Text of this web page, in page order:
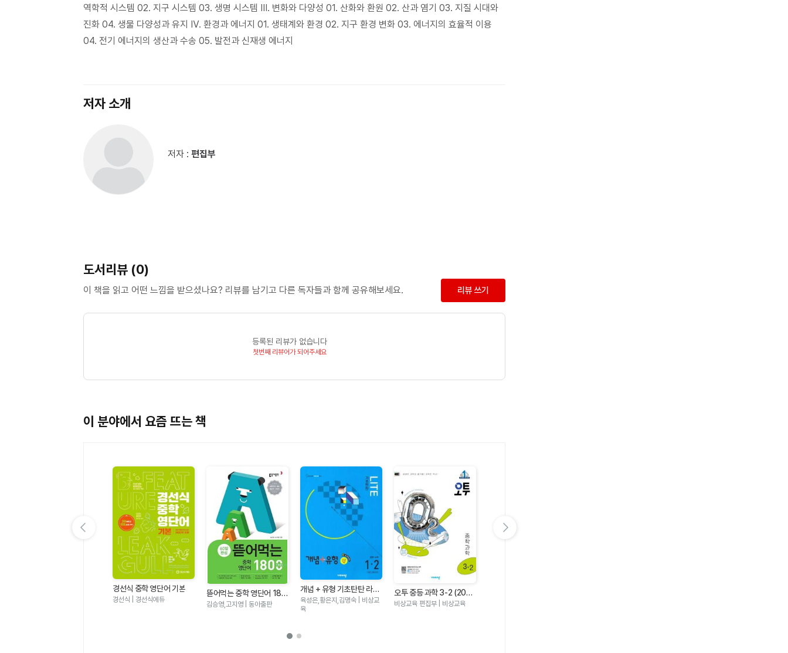
역학적 시스템 02. 지구 시스템 03. 생명 시스템 Ⅲ. 변화와 다양성 01. 산화와 환원 02. 산과 염기 03. 지질 시대와
진화 04. 생물 다양성과 유지 Ⅳ. 환경과 에너지 01. 생태계와 환경 02. 지구 환경 변화 03. 에너지의 효율적 이용
04. 전기 에너지의 생산과 수송 05. 발전과 신재생 에너지
저자 소개
저자 : 편집부
도서리뷰 (0)
이 책을 읽고 어떤 느낌을 받으셨나요? 리뷰를 남기고 다른 독자들과 함께 공유해보세요. 리뷰 쓰기
등록된 리뷰가 없습니다
첫번째 리뷰어가 되어주세요
이 분야에서 요즘 뜨는 책
경선식 중학 영단어 기본
경선식 | 경선식에듀
뜯어먹는 중학 영단어 180
0-60일 완성
김승영,고지영 | 동아출판
개념 + 유형 기초탄탄 라이
트 중등 수학 1-2(2022 개
정교육과정)(2025년 중1
육성은,황은지,김명숙 | 비상교
육
오투 중등 과학 3-2 (202
5)-2015개정교육과정
비상교육 편집부 | 비상교육